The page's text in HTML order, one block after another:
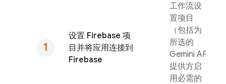
设置 Firebase 项
目并将应用连接到
Firebase
工作流设
置项目
（包括为
所选的
Gemini API
提供方启
用必需的